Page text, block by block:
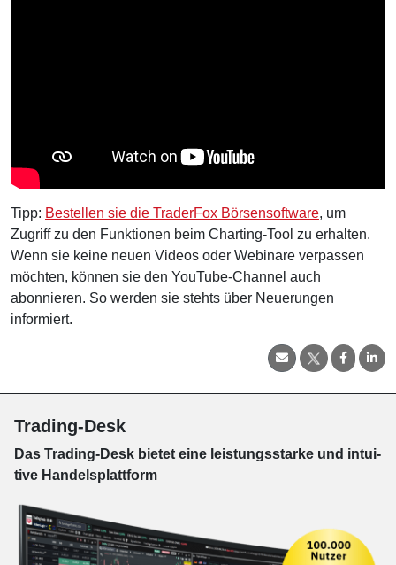
Tipp: Bestellen sie die TraderFox Börsensoftware, um
Zugriff zu den Funktionen beim Charting-Tool zu erhalten.
Wenn sie keine neuen Videos oder Webinare verpassen
möchten, können sie den YouTube-Channel auch
abonnieren. So werden sie stehts über Neuerungen
informiert.
Trading-Desk
Das Trading-Desk bie­tet eine leis­tungs­star­ke und in­tui­
tive Han­dels­platt­form